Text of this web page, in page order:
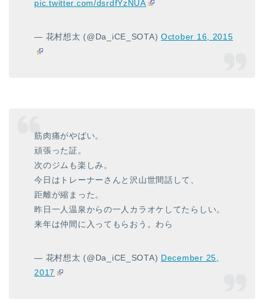
pic.twitter.com/dsrdfYzNUA
— 花村想太 (@Da_iCE_SOTA)October 16, 2015
筋肉痛がやばい。
頑張った証。
次のジムも楽しみ。
今日はトレーナーさんと沢山世間話して、
距離が縮まった。
昨日一人温泉からの一人カラオケしてたらしい。
来年は仲間に入ってもらおう。わら
— 花村想太 (@Da_iCE_SOTA) December 25,
2017